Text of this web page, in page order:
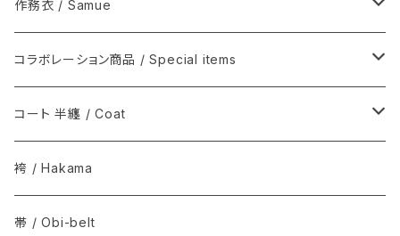
シルクウール, ウール / Silk-wool, Wool
夏きもの / Summer kimono
その他 / Others
伊藤若冲シリーズ / Ito Jakuchu
その他 / Others
木綿(片貝木綿ほか) / Cotton
シルク / Silk
シルクウール, ウール / Silk-wool, Wool
その他 / Others
作務衣 / Samue
ウール / Wool
ウールシルク / Wool-Silk
アルパカ / Alpaca
コラボレーション商品 / Special items
T-KIMONO / ティー キモノ
Graphpaper / グラフペーパー
The Inoue Brothers...
コート 半纏 / Coat
火消コート / 半纏
Norwegian Rain / ノルウェージャン レイン
袴 / Hakama
帯 / Obi-belt